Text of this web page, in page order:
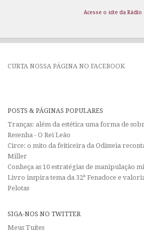
Acesse o site da Rádio
CURTA NOSSA PÁGINA NO FACEBOOK
POSTS & PÁGINAS POPULARES
Tranças: além da estética uma forma de
Resenha - O Rei Leão
Circe: o mito da feiticeira da Odisseia
Miller
Conheça as 10 estratégias de manipulação
Livro inspira tema da 32ª Fenadoce e
Pelotas
SIGA-NOS NO TWITTER
Meus Tuítes